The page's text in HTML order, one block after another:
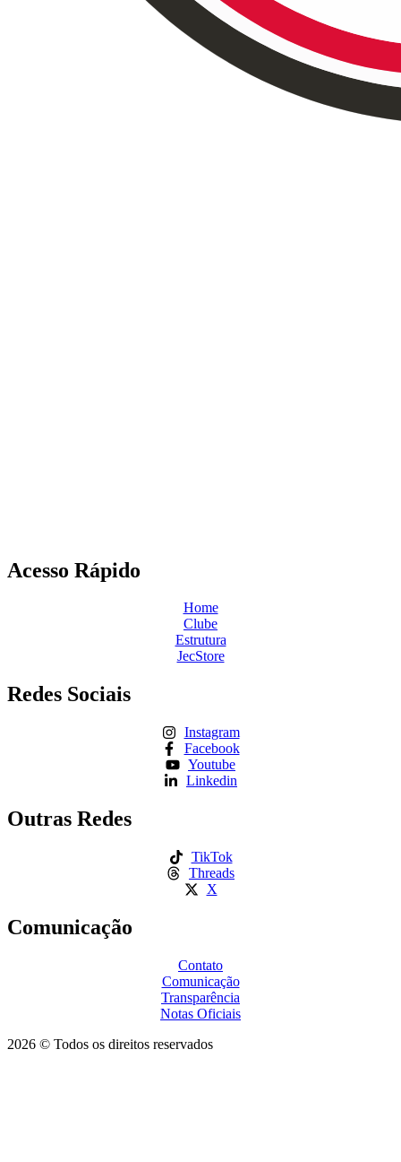
Acesso Rápido
Home
Clube
Estrutura
JecStore
Redes Sociais
Instagram
Facebook
Youtube
Linkedin
Outras Redes
TikTok
Threads
X
Comunicação
Contato
Comunicação
Transparência
Notas Oficiais
2026 © Todos os direitos reservados